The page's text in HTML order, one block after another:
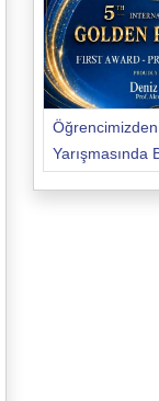
Yarışmasında